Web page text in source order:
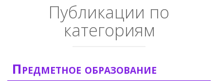
Публикации по
категориям
Предметное образование